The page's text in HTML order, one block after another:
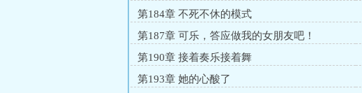
第184章 不死不休的模式
第187章 可乐，答应做我的女朋友吧！
第190章 接着奏乐接着舞
第193章 她的心酸了